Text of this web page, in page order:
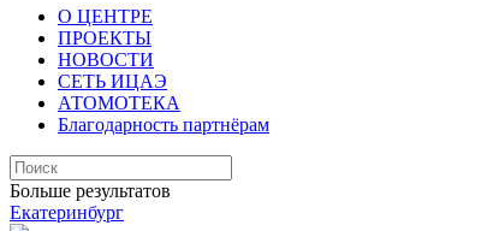
О ЦЕНТРЕ
ПРОЕКТЫ
НОВОСТИ
СЕТЬ ИЦАЭ
АТОМОТЕКА
Благодарность партнёрам
Больше результатов
Екатеринбург